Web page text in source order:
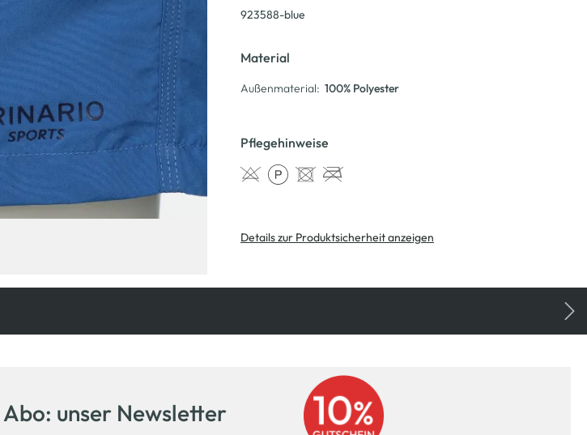
923588-blue
Material
Außenmaterial: 100% Polyester
Pflegehinweise
Details zur Produktsicherheit anzeigen
unser Newsletter